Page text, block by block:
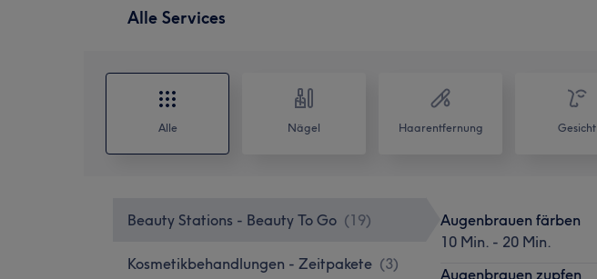
Alle Services
Alle Nägel Haarentfernung Gesicht
Beauty Stations - Beauty To Go (19)
Kosmetikbehandlungen - Zeitpakete (3)
Augenbrauen färben
10 Min. - 20 Min.
Augenbrauen zupfen